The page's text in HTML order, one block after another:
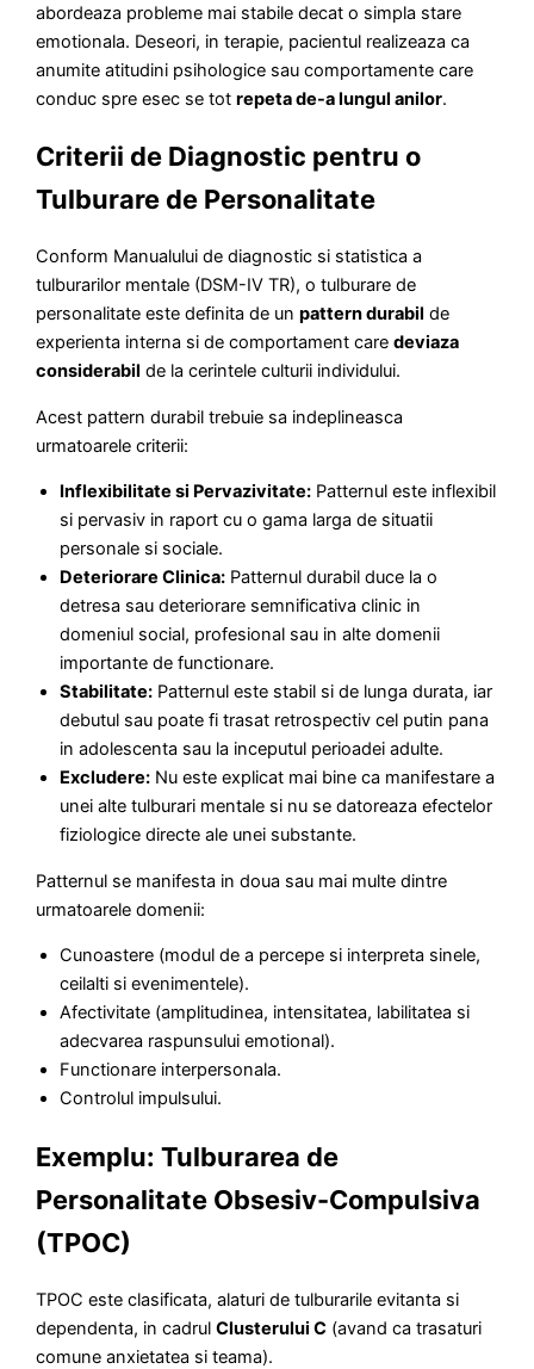
abordeaza probleme mai stabile decat o simpla stare
emotionala. Deseori, in terapie, pacientul realizeaza ca
anumite atitudini psihologice sau comportamente care
conduc spre esec se totrepeta de-a lungul anilor.
Criterii de Diagnostic pentru o
Tulburare de Personalitate
Conform Manualului de diagnostic si statistica a
tulburarilor mentale (DSM-IV TR), o tulburare de
personalitate este definita de unpattern durabil de
experienta interna si de comportament caredeviaza
considerabil de la cerintele culturii individului.
Acest pattern durabil trebuie sa indeplineasca
urmatoarele criterii:
Inflexibilitate si Pervazivitate: Patternul este inflexibil
si pervasiv in raport cu o gama larga de situatii
personale si sociale.
Deteriorare Clinica: Patternul durabil duce la o
detresa sau deteriorare semnificativa clinic in
domeniul social, profesional sau in alte domenii
importante de functionare.
Stabilitate: Patternul este stabil si de lunga durata, iar
debutul sau poate fi trasat retrospectiv cel putin pana
in adolescenta sau la inceputul perioadei adulte.
Excludere: Nu este explicat mai bine ca manifestare a
unei alte tulburari mentale si nu se datoreaza efectelor
fiziologice directe ale unei substante.
Patternul se manifesta in doua sau mai multe dintre
urmatoarele domenii:
Cunoastere (modul de a percepe si interpreta sinele,
ceilalti si evenimentele).
Afectivitate (amplitudinea, intensitatea, labilitatea si
adecvarea raspunsului emotional).
Functionare interpersonala.
Controlul impulsului.
Exemplu: Tulburarea de
Personalitate Obsesiv-Compulsiva
(TPOC)
TPOC este clasificata, alaturi de tulburarile evitanta si
dependenta, in cadrulClusterului C (avand ca trasaturi
comune anxietatea si teama).